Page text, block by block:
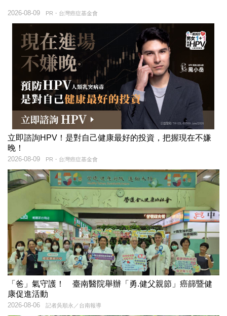
PR・台灣癌症基金會
2026-08-09
立即諮詢HPV！是對自己健康最好的投資，把握現在不嫌
晚！
PR・台灣癌症基金會
2026-08-09
「爸」氣守護！ 臺南醫院舉辦「勇.健父親節」癌篩暨健
康促進活動
記者吳順永／台南報導
2026-08-06